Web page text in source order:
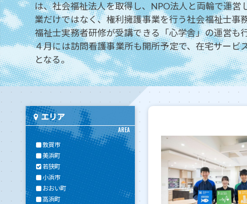
は、社会福祉法人を取得し、NPO法人と両輪で運営
業だけではなく、権利擁護事業を行う社会福祉士事
福祉士実務者研修が受講できる「心学舎」の運営も
４月には訪問看護事業所も開所予定で、在宅サービ
となる。
エリア
AREA
敦賀市
美浜町
若狭町
小浜市
おおい町
高浜町